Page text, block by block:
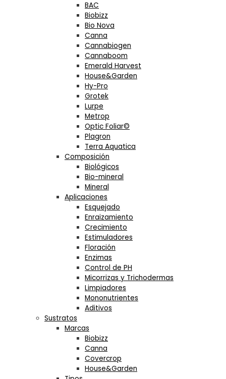
BAC
Biobizz
Bio Nova
Canna
Cannabiogen
Cannaboom
Emerald Harvest
House&Garden
Hy-Pro
Grotek
Lurpe
Metrop
Optic Foliar©
Plagron
Terra Aquatica
Composición
Biológicos
Bio-mineral
Mineral
Aplicaciones
Esquejado
Enraizamiento
Crecimiento
Estimuladores
Floración
Enzimas
Control de PH
Micorrizas y Trichodermas
Limpiadores
Mononutrientes
Aditivos
Sustratos
Marcas
Biobizz
Canna
Covercrop
House&Garden